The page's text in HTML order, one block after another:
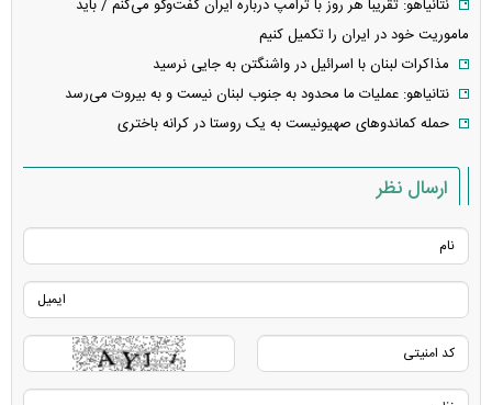
نتانیاهو: تقریباً هر روز با ترامپ درباره ایران گفت‌وگو می‌کنم / باید
ماموریت خود در ایران را تکمیل کنیم
مذاکرات لبنان با اسرائیل در واشنگتن به جایی نرسید
نتانیاهو: عملیات ما محدود به جنوب لبنان نیست و به بیروت می‌رسد
حمله کماندو‌های صهیونیست به یک روستا در کرانه باختری
ارسال نظر